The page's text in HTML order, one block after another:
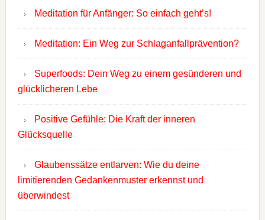
Meditation für Anfänger: So einfach geht’s!
Meditation: Ein Weg zur Schlaganfallprävention?
Superfoods: Dein Weg zu einem gesünderen und
glücklicheren Lebe
Positive Gefühle: Die Kraft der inneren
Glücksquelle
Glaubenssätze entlarven: Wie du deine
limitierenden Gedankenmuster erkennst und
überwindest